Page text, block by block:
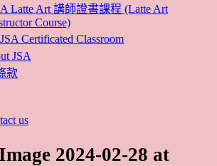
Latte Art 講師證書課程 (Latte Art
Course)
Certificated Classroom
JSA
款
us
2024-02-28 at